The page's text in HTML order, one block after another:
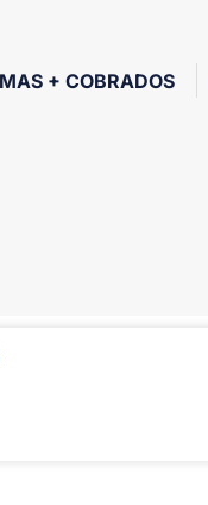
+ COBRADOS